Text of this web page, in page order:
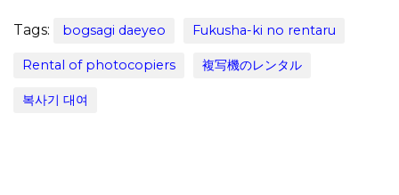
Tags: bogsagi daeyeo Fukusha-ki no rentaru
Rental of photocopiers 複写機のレンタル
복사기 대여